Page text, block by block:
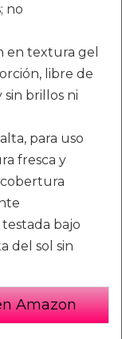
no
en textura gel
libre de
sin brillos ni
para uso
fresca y
bajo
del sol sin
Amazon